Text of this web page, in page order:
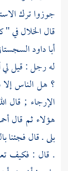
جوزوا ترك
قالالخلالفي "
أبا داود
له رجل : قيل
؟ هل الناس
الإرجاء ; قال
هؤلاء ثم قال
بلى . قال فجئنا
. قال : فكيف